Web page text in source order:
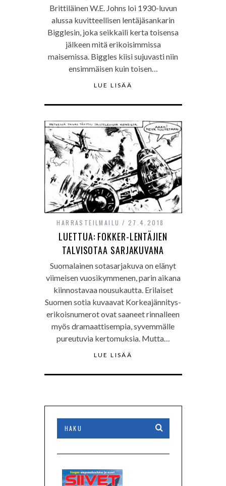
Brittiläinen W.E. Johns loi 1930-luvun
alussa kuvitteellisen lentäjäsankarin
Bigglesin, joka seikkaili kerta toisensa
jälkeen mitä erikoisimmissa
maisemissa. Biggles kiisi sujuvasti niin
ensimmäisen kuin toisen…
LUE LISÄÄ
HARRASTEILMAILU 27.4.2018
LUETTUA: FOKKER-LENTÄJIEN
TALVISOTAA SARJAKUVANA
Suomalainen sotasarjakuva on elänyt
viimeisen vuosikymmenen, parin aikana
kiinnostavaa nousukautta. Erilaiset
Suomen sotia kuvaavat Korkeajännitys-
erikoisnumerot ovat saaneet rinnalleen
myös dramaattisempia, syvemmälle
pureutuvia kertomuksia. Mutta…
LUE LISÄÄ